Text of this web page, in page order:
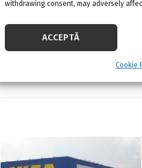
withdrawing consent, may adversely
ACCEPTĂ
Cookie